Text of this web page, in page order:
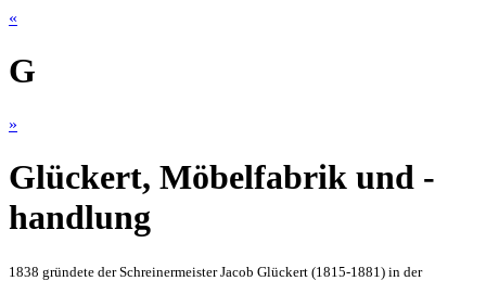
«
G
»
Glückert, Möbelfabrik und -
handlung
1838 gründete der Schreinermeister Jacob Glückert (1815-1881) in der